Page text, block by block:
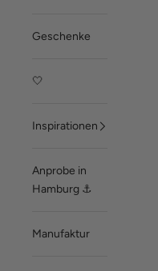
Geschenke
🤍
Inspirationen
Anprobe in
Hamburg ⚓
Manufaktur